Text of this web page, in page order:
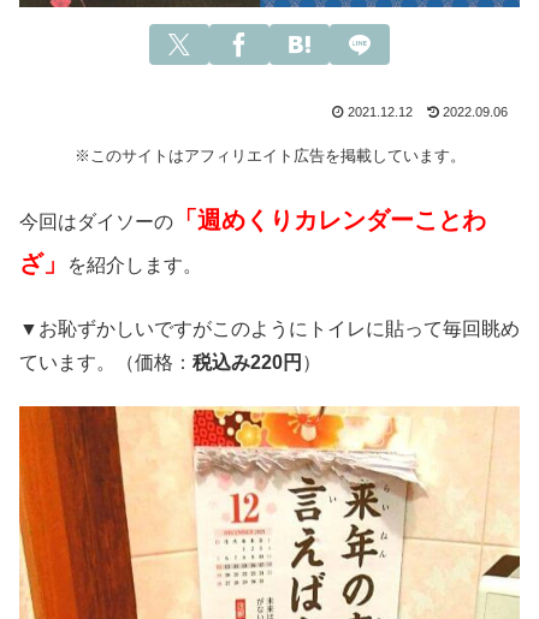
2021.12.12 2022.09.06
※このサイトはアフィリエイト広告を掲載しています。
今回はダイソーの
「週めくりカレンダーことわ
ざ」
を紹介します。
▼お恥ずかしいですがこのようにトイレに貼って毎回眺め
ています。（価格： 税込み220円 ）